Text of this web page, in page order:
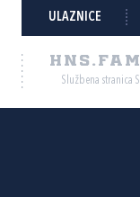
ULAZNICE
Službena stranica